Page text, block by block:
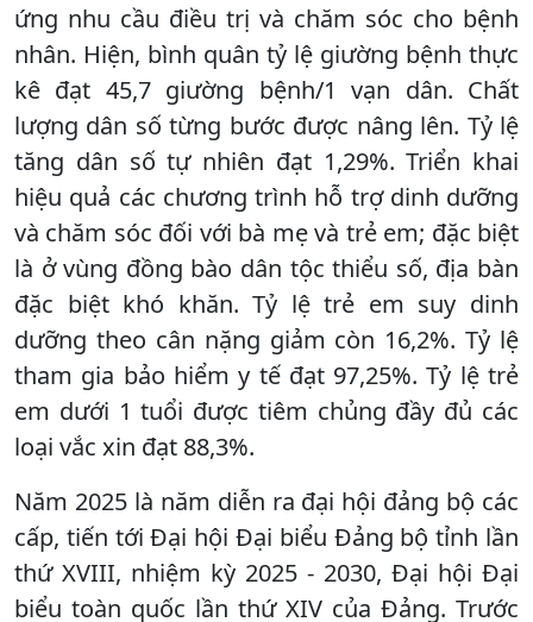
ứng nhu cầu điều trị và chăm sóc cho bệnh
nhân. Hiện, bình quân tỷ lệ giường bệnh thực
kê đạt 45,7 giường bệnh/1 vạn dân. Chất
lượng dân số từng bước được nâng lên. Tỷ lệ
tăng dân số tự nhiên đạt 1,29%. Triển khai
hiệu quả các chương trình hỗ trợ dinh dưỡng
và chăm sóc đối với bà mẹ và trẻ em; đặc biệt
là ở vùng đồng bào dân tộc thiểu số, địa bàn
đặc biệt khó khăn. Tỷ lệ trẻ em suy dinh
dưỡng theo cân nặng giảm còn 16,2%. Tỷ lệ
tham gia bảo hiểm y tế đạt 97,25%. Tỷ lệ trẻ
em dưới 1 tuổi được tiêm chủng đầy đủ các
loại vắc xin đạt 88,3%.
Năm 2025 là năm diễn ra đại hội đảng bộ các
cấp, tiến tới Đại hội Đại biểu Đảng bộ tỉnh lần
thứ XVIII, nhiệm kỳ 2025 - 2030, Đại hội Đại
biểu toàn quốc lần thứ XIV của Đảng. Trước